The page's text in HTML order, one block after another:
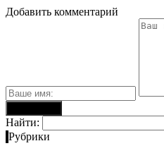
Добавить комментарий
Найти:
Рубрики